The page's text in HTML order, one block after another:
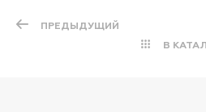
ПРЕДЫДУЩИЙ
В